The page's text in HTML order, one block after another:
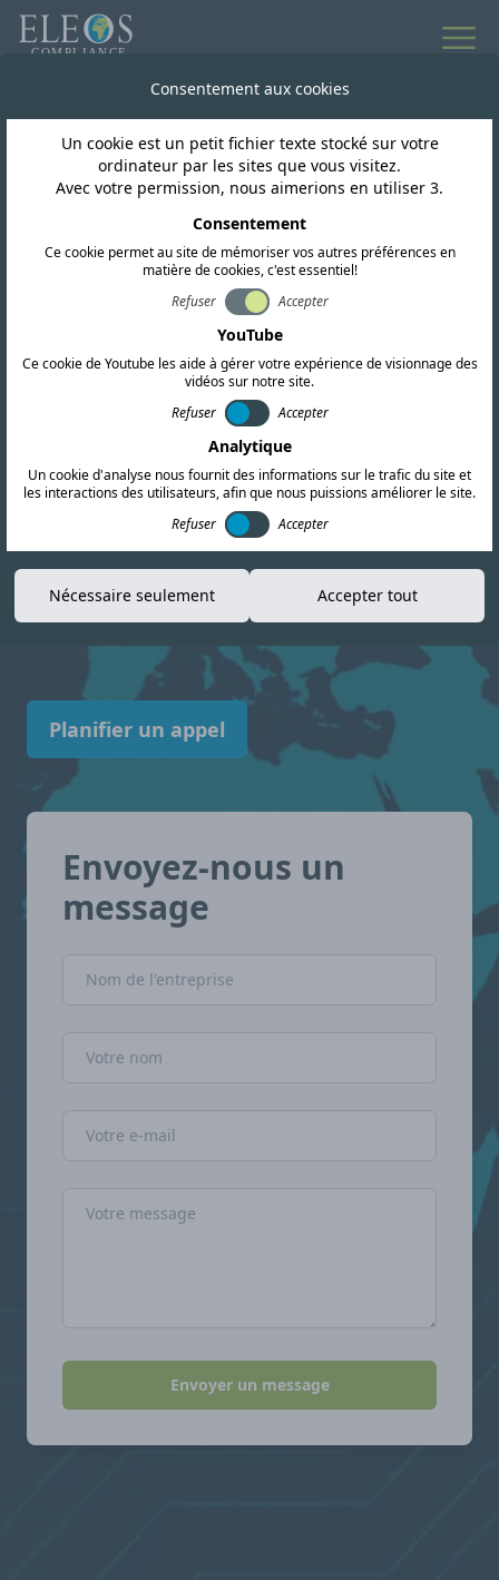
Guinée Équatoriale
Nous proposons des services complets de
certification RF, CEM et de sécurité. Notre
équipe mène également des recherches
réglementaires approfondies et fournit des
informations actualisées pour vous aider à
vous y retrouver dans le paysage de la
conformité. Guinée Équatoriale avec
Planifier un appel
Envoyez-nous un
message
Envoyer un message
Consentement aux cookies
Un cookie est un petit fichier texte stocké sur votre
ordinateur par les sites que vous visitez.
Avec votre permission, nous aimerions en utiliser 3.
Consentement
Ce cookie permet au site de mémoriser vos autres préférences en
matière de cookies, c'est essentiel!
Refuser
Accepter
YouTube
Ce cookie de Youtube les aide à gérer votre expérience de visionnage des
vidéos sur notre site.
Refuser
Accepter
Analytique
Un cookie d'analyse nous fournit des informations sur le trafic du site et
les interactions des utilisateurs, afin que nous puissions améliorer le site.
Refuser
Accepter
Nécessaire seulement Accepter tout